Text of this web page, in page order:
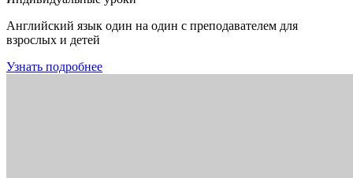
Английский язык один на один с преподавателем для
взрослых и детей
Узнать подробнее